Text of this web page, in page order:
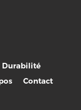
Durabilité
Contact